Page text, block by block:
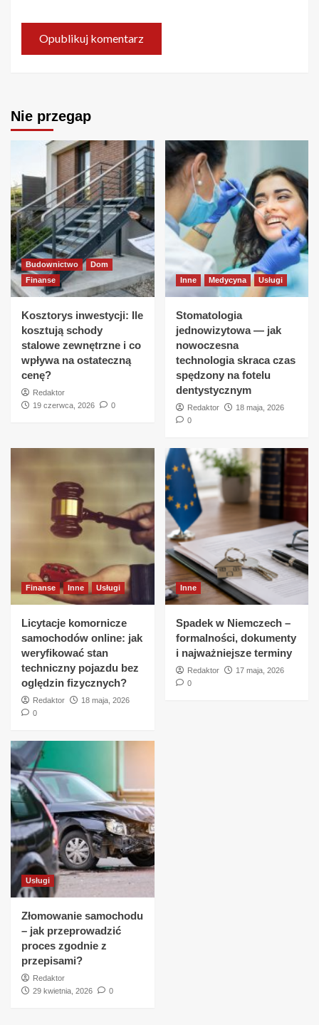
Nie przegap
Budownictwo
Dom
Finanse
Kosztorys inwestycji: Ile
kosztują schody
stalowe zewnętrzne i co
wpływa na ostateczną
cenę?
Redaktor
19 czerwca, 2026
0
Inne Medycyna Usługi
Stomatologia
jednowizytowa — jak
nowoczesna
technologia skraca czas
spędzony na fotelu
dentystycznym
Redaktor
18 maja, 2026
0
Finanse Inne Usługi
Licytacje komornicze
samochodów online: jak
weryfikować stan
techniczny pojazdu bez
oględzin fizycznych?
Redaktor
18 maja, 2026
0
Inne
Spadek w Niemczech –
formalności, dokumenty
i najważniejsze terminy
Redaktor
17 maja, 2026
0
Usługi
Złomowanie samochodu
– jak przeprowadzić
proces zgodnie z
przepisami?
Redaktor
29 kwietnia, 2026
0